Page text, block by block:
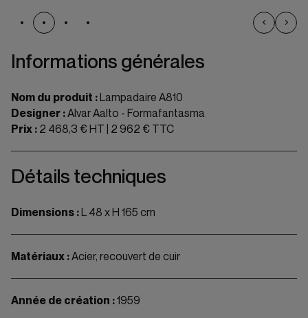
Informations générales
Nom du produit :Lampadaire A810
Designer :Alvar Aalto - Formafantasma
Prix : 2 468,3 € HT | 2 962 € TTC
Détails techniques
Dimensions :L 48 x H 165 cm
Matériaux :Acier, recouvert de cuir
Année de création :1959